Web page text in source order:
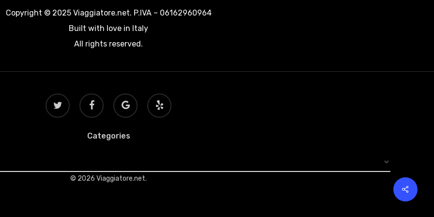
Copyright © 2025 Viaggiatore.net. P.IVA – 06162960964
Built with love in Italy
All rights reserved.
twitter facebook
google-
plus
yelp
Categories
© 2026 Viaggiatore.net.